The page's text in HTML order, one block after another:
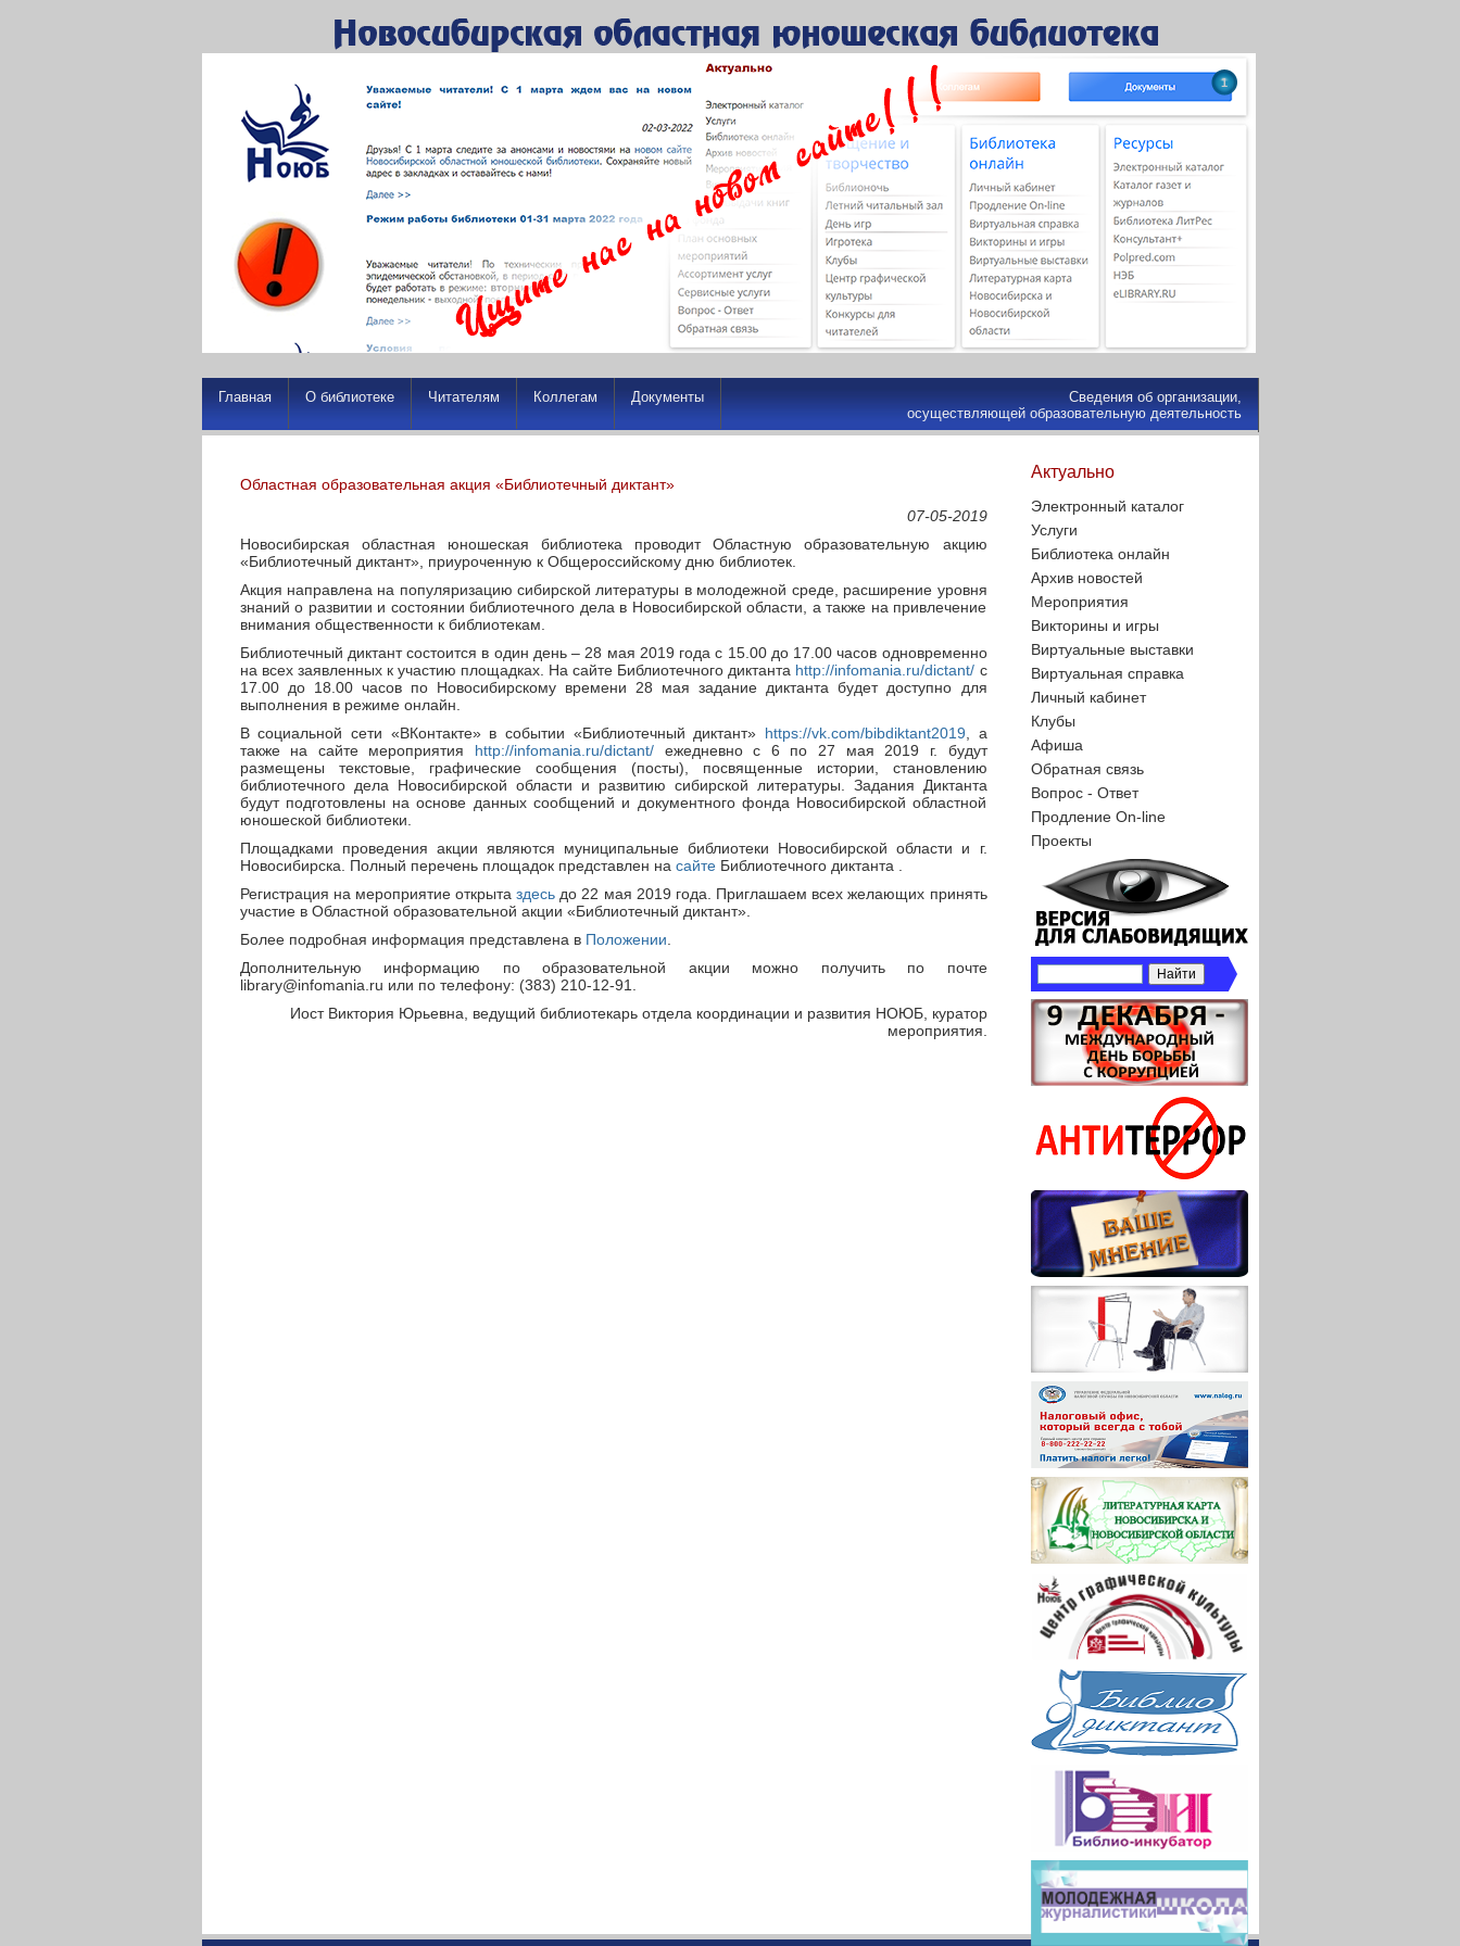
1
Главная О библиотеке Читателям Коллегам Документы
Сведения об организации,
осуществляющей образовательную деятельность
Актуально
Электронный каталог
Услуги
Библиотека онлайн
Архив новостей
Мероприятия
Викторины и игры
Виртуальные выставки
Виртуальная справка
Личный кабинет
Клубы
Афиша
Обратная связь
Вопрос - Ответ
Продление On-line
Проекты
Областная образовательная акция «Библиотечный диктант»
07-05-2019
Новосибирская областная юношеская библиотека проводит Областную образовательную акцию
«Библиотечный диктант», приуроченную к Общероссийскому дню библиотек.
Акция направлена на популяризацию сибирской литературы в молодежной среде, расширение уровня
знаний о развитии и состоянии библиотечного дела в Новосибирской области, а также на привлечение
внимания общественности к библиотекам.
Библиотечный диктант состоится в один день – 28 мая 2019 года с 15.00 до 17.00 часов одновременно
на всех заявленных к участию площадках. На сайте Библиотечного диктанта http://infomania.ru/dictant/ с
17.00 до 18.00 часов по Новосибирскому времени 28 мая задание диктанта будет доступно для
выполнения в режиме онлайн.
В социальной сети «ВКонтакте» в событии «Библиотечный диктант» https://vk.com/bibdiktant2019 , а
также на сайте мероприятия http://infomania.ru/dictant/ежедневно с 6 по 27 мая 2019 г. будут
размещены текстовые, графические сообщения (посты), посвященные истории, становлению
библиотечного дела Новосибирской области и развитию сибирской литературы. Задания Диктанта
будут подготовлены на основе данных сообщений и документного фонда Новосибирской областной
юношеской библиотеки.
Площадками проведения акции являются муниципальные библиотеки Новосибирской области и г.
Новосибирска. Полный перечень площадок представлен на сайтеБиблиотечного диктанта .
Регистрация на мероприятие открытаздесь до 22 мая 2019 года. Приглашаем всех желающих принять
участие в Областной образовательной акции «Библиотечный диктант».
Более подробная информация представлена в Положении
Дополнительную информацию по образовательной акции можно получить по почте
library@infomania.ru или по телефону: (383) 210-12-91.
Иост Виктория Юрьевна, ведущий библиотекарь отдела координации и развития НОЮБ, куратор
мероприятия.